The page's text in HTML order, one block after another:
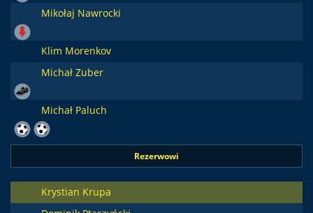
Mikołaj Nawrocki
Klim Morenkov
Michał Zuber
Michał Paluch
Rezerwowi
Krystian Krupa